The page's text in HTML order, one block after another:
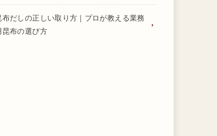
布だしの正しい取り方｜プロが教える業務
昆布の選び方